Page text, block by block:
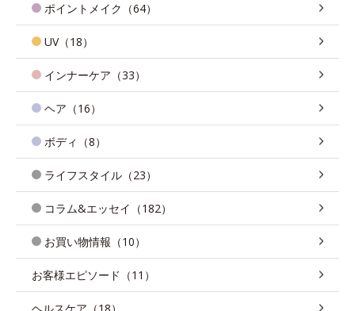
ポイントメイク（64）
UV（18）
インナーケア（33）
ヘア（16）
ボディ（8）
ライフスタイル（23）
コラム&エッセイ（182）
お買い物情報（10）
お客様エピソード（11）